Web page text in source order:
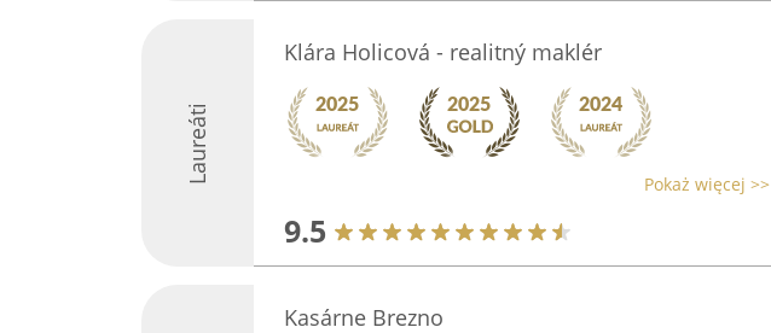
Laureáti
Klára Holicová - realitný maklér
Pokaż więcej >>
9.5
Kasárne Brezno